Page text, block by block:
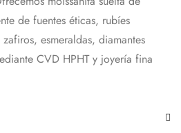
de fuentes éticas, rubíes
esmeraldas, diamantes
CVD HPHT y joyería fina